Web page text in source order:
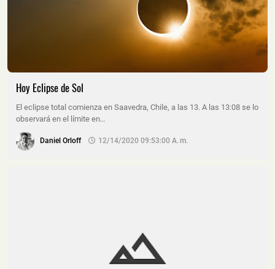
Hoy Eclipse de Sol
El eclipse total comienza en Saavedra, Chile, a las 13. A las 13:08 se lo
observará en el límite en…
Daniel Orloff 12/14/2020 09:53:00 A. M.